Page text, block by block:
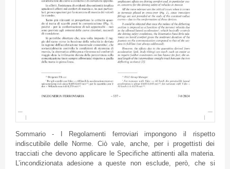
Sommario - I Regolamenti ferroviari impongono il rispetto
indiscutibile delle Norme. Ciò vale, anche, per i progettisti dei
tracciati che devono applicare le Specifiche attinenti alla materia.
L’incondizionata adesione a queste non esclude, però, che si